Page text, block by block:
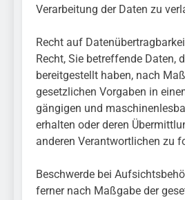
Verarbeitung der Daten zu
Recht auf
Recht, Sie betreffende Daten,
bereitgestellt haben, nach
gesetzlichen Vorgaben in
gängigen und
erhalten oder deren
anderen Verantwortlichen zu
Beschwerde bei
ferner nach Maßgabe der